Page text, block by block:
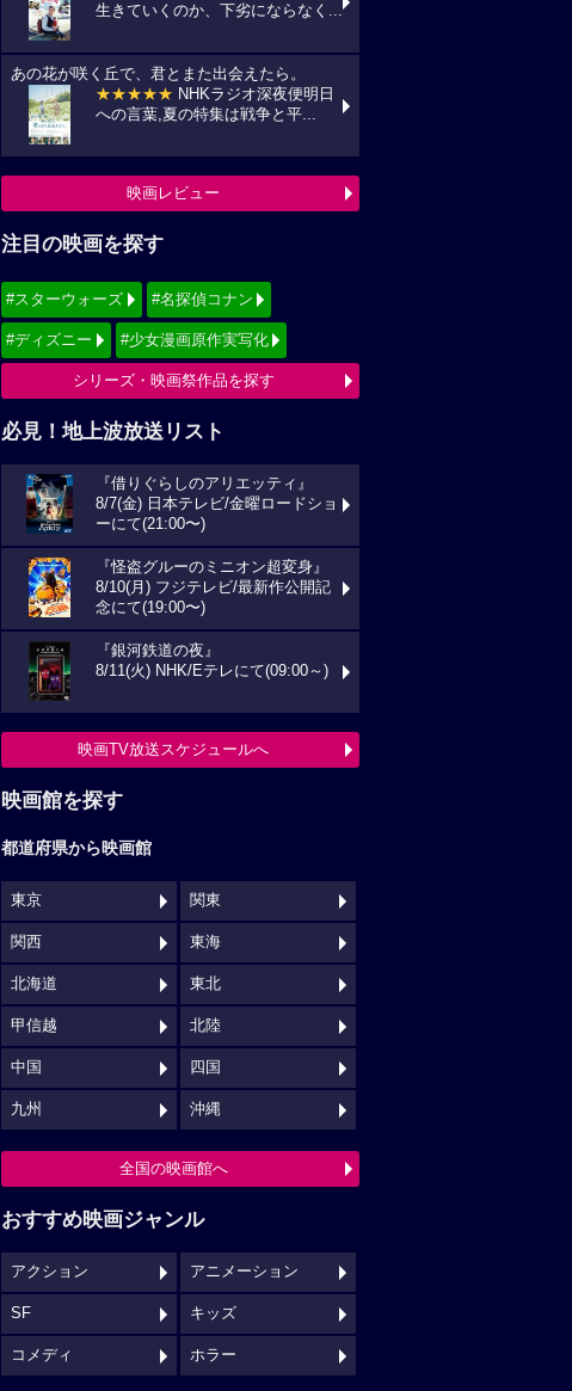
生きていくのか、下劣にならなく...
あの花が咲く丘で、君とまた出会えたら。
★★★★★ NHKラジオ深夜便明日
への言葉,夏の特集は戦争と平...
映画レビュー
注目の映画を探す
#スターウォーズ #名探偵コナン
#ディズニー #少女漫画原作実写化
シリーズ・映画祭作品を探す
必見！地上波放送リスト
『借りぐらしのアリエッティ』
8/7(金) 日本テレビ/金曜ロードショ
ーにて(21:00〜)
『怪盗グルーのミニオン超変身』
8/10(月) フジテレビ/最新作公開記
念にて(19:00〜)
『銀河鉄道の夜』
8/11(火) NHK/Eテレにて(09:00～)
映画TV放送スケジュールへ
映画館を探す
都道府県から映画館
東京 関東
関西 東海
北海道 東北
甲信越 北陸
中国 四国
九州 沖縄
全国の映画館へ
おすすめ映画ジャンル
アクション アニメーション
SF キッズ
コメディ ホラー